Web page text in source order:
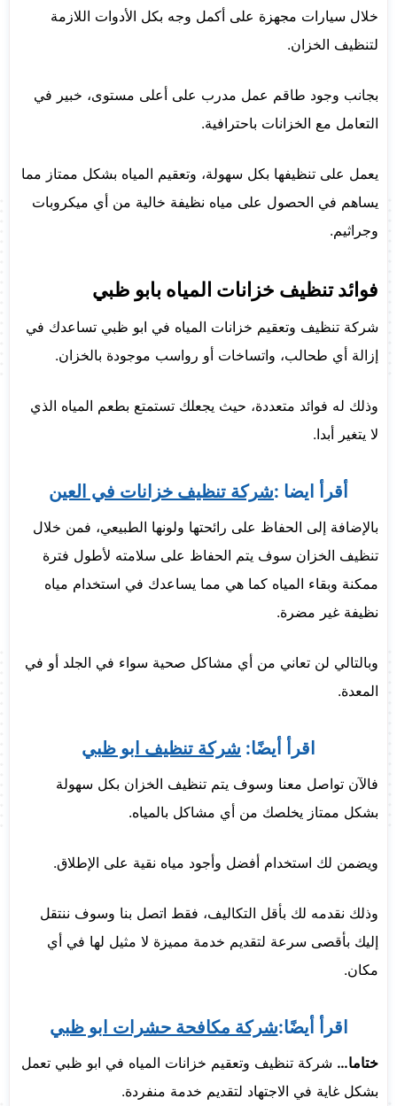
خلال سيارات مجهزة على أكمل وجه بكل الأدوات اللازمة
لتنظيف الخزان.
بجانب وجود طاقم عمل مدرب على أعلى مستوى، خبير في
التعامل مع الخزانات باحترافية.
يعمل على تنظيفها بكل سهولة، وتعقيم المياه بشكل ممتاز مما
يساهم في الحصول على مياه نظيفة خالية من أي ميكروبات
وجراثيم.
فوائد تنظيف خزانات المياه بابو ظبي
شركة تنظيف وتعقيم خزانات المياه في ابو ظبي تساعدك في
إزالة أي طحالب، واتساخات أو رواسب موجودة بالخزان.
وذلك له فوائد متعددة، حيث يجعلك تستمتع بطعم المياه الذي
لا يتغير أبدا.
أقرأ ايضا :شركة تنظيف خزانات في العين
بالإضافة إلى الحفاظ على رائحتها ولونها الطبيعي، فمن خلال
تنظيف الخزان سوف يتم الحفاظ على سلامته لأطول فترة
ممكنة وبقاء المياه كما هي مما يساعدك في استخدام مياه
نظيفة غير مضرة.
وبالتالي لن تعاني من أي مشاكل صحية سواء في الجلد أو في
المعدة.
اقرأ أيضًا: شركة تنظيف ابو ظبي
فالآن تواصل معنا وسوف يتم تنظيف الخزان بكل سهولة
بشكل ممتاز يخلصك من أي مشاكل بالمياه.
ويضمن لك استخدام أفضل وأجود مياه نقية على الإطلاق.
وذلك نقدمه لك بأقل التكاليف، فقط اتصل بنا وسوف ننتقل
إليك بأقصى سرعة لتقديم خدمة مميزة لا مثيل لها في أي
مكان.
اقرأ أيضًا:شركة مكافحة حشرات ابو ظبي
ختاما… شركة تنظيف وتعقيم خزانات المياه في ابو ظبي تعمل
بشكل غاية في الاجتهاد لتقديم خدمة منفردة.